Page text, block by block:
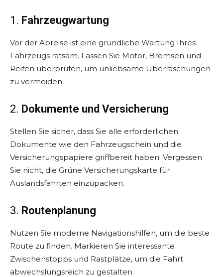
1. Fahrzeugwartung
Vor der Abreise ist eine gründliche Wartung Ihres
Fahrzeugs ratsam. Lassen Sie Motor, Bremsen und
Reifen überprüfen, um unliebsame Überraschungen
zu vermeiden.
2. Dokumente und Versicherung
Stellen Sie sicher, dass Sie alle erforderlichen
Dokumente wie den Fahrzeugschein und die
Versicherungspapiere griffbereit haben. Vergessen
Sie nicht, die Grüne Versicherungskarte für
Auslandsfahrten einzupacken.
3. Routenplanung
Nutzen Sie moderne Navigationshilfen, um die beste
Route zu finden. Markieren Sie interessante
Zwischenstopps und Rastplätze, um die Fahrt
abwechslungsreich zu gestalten.